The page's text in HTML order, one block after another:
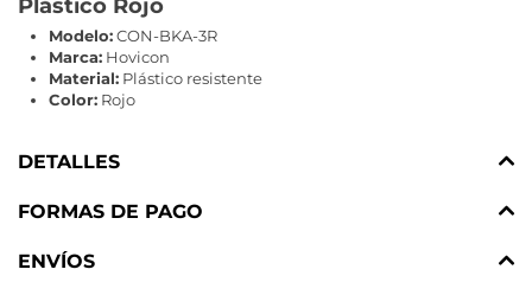
Plástico Rojo
Modelo:CON-BKA-3R
Marca: Hovicon
Material: Plástico resistente
Color: Rojo
DETALLES
FORMAS DE PAGO
ENVÍOS